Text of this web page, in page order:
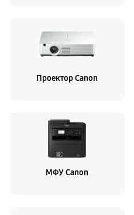
Проектор Canon
МФУ Canon